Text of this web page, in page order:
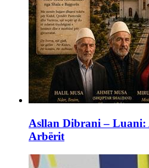
Asllan Dibrani – Luani:
Arbërit